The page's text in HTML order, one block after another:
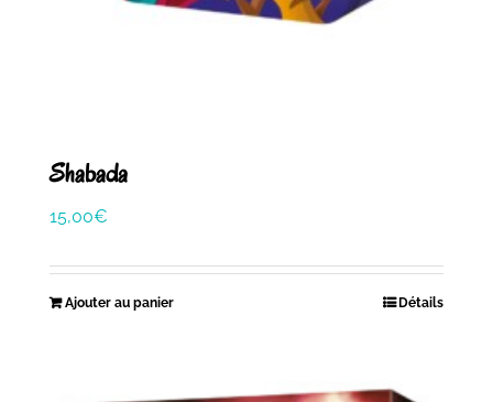
Shabada
15,00€
Ajouter au panier Détails